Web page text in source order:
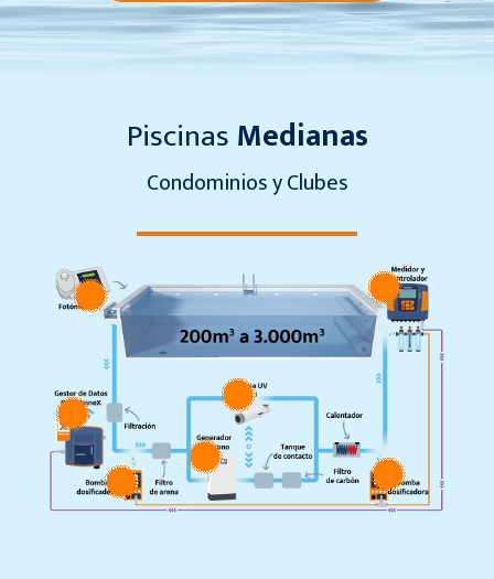
PiscinasMedianas
Condominios y Clubes